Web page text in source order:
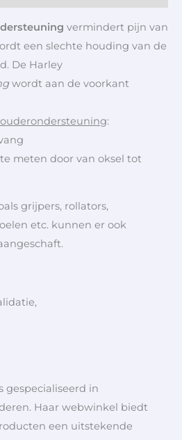
vermindert pijn van
een slechte houding van de
De Harley
wordt aan de voorkant
:
meten door van oksel tot
grijpers, rollators,
etc. kunnen er ook
gespecialiseerd in
Haar webwinkel biedt
een uitstekende